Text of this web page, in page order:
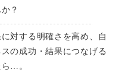
？
対する明確さを高め、自
の成功・結果につなげる
…。